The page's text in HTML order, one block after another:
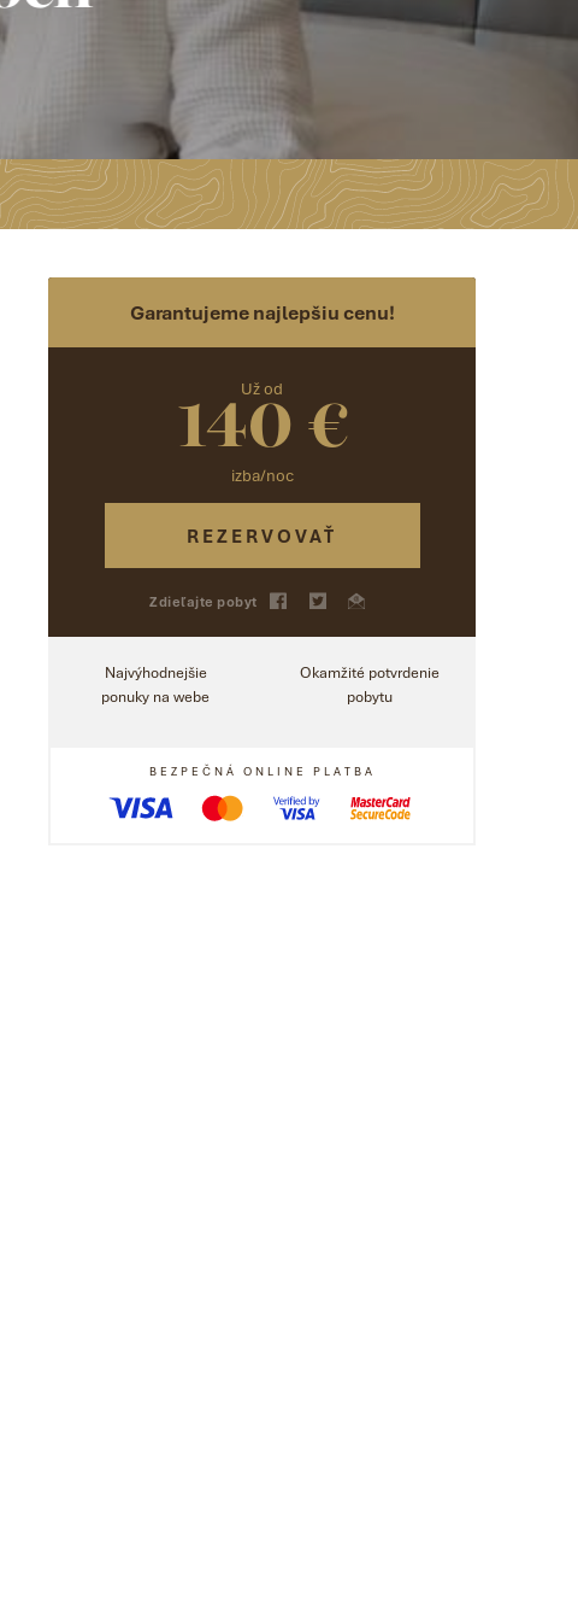
Garantujeme najlepšiu cenu!
Už od
140 €
izba/noc
REZERVOVAŤ
Zdieľajte pobyt
Najvýhodnejšie
ponuky na webe
Okamžitépotvrdenie
pobytu
BEZPEČNÁ ONLINE PLATBA